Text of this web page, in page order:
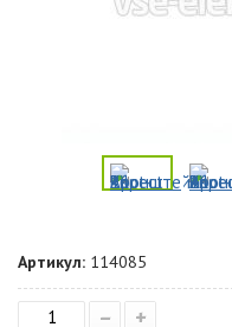
Артикул: 114085
– +